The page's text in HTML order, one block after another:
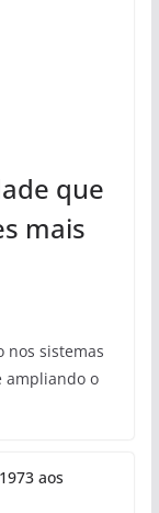
que
mais
nos sistemas
ampliando o
aos